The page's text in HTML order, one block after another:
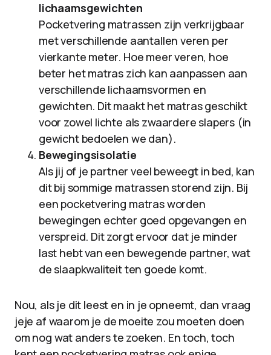
lichaamsgewichten
Pocketvering matrassen zijn verkrijgbaar
met verschillende aantallen veren per
vierkante meter. Hoe meer veren, hoe
beter het matras zich kan aanpassen aan
verschillende lichaamsvormen en
gewichten. Dit maakt het matras geschikt
voor zowel lichte als zwaardere slapers (in
gewicht bedoelen we dan).
Bewegingsisolatie
Als jij of je partner veel beweegt in bed, kan
dit bij sommige matrassen storend zijn. Bij
een pocketvering matras worden
bewegingen echter goed opgevangen en
verspreid. Dit zorgt ervoor dat je minder
last hebt van een bewegende partner, wat
de slaapkwaliteit ten goede komt.
Nou, als je dit leest en in je opneemt, dan vraag
jeje af waarom je de moeite zou moeten doen
om nog wat anders te zoeken. En toch, toch